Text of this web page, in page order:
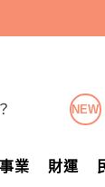
NEW
事業 財運